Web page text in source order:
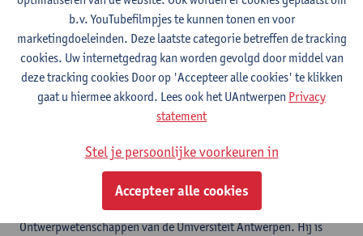
Dhr. Chris den Heijer
Hij is ruimtelijk planner en als doctoraatsonderzoeker verbonden
aan de onderzoeksgroep Urban Development van de faculteit
Ontwerpwetenschappen van de Universiteit Antwerpen. Hij heeft
expertise in financialisering en innovatieve financiering voor
Dr. Thomas Machiels
Hij is ruimtelijk planner en als senior onderzoeker verbonden aan
de onderzoekgroep Urban Development van de faculteit
Ontwerpwetenschappen van de Universiteit Antwerpen. Hij is
b.v. YouTubefilmpjes te kunnen tonen en voor
marketingdoeleinden. Deze laatste categorie betreffen de tracking
cookies. Uw internetgedrag kan worden gevolgd door middel van
deze tracking cookies Door op 'Accepteer alle cookies' te klikken
gaat u hiermee akkoord. Lees ook het UAntwerpen Privacy
statement
Stel je persoonlijke voorkeuren in
Accepteer alle cookies